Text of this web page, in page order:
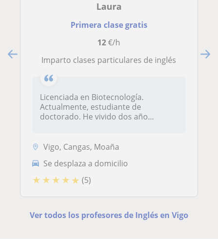
Laura
Primera clase gratis
12€/h
Imparto clases particulares de inglés
Licenciada en Biotecnología.
Actualmente, estudiante de
doctorado. He vivido dos año...
Vigo, Cangas, Moaña
Se desplaza a domicilio
★ ★ ★ ★ ★ (5)
Ver todos los profesores de Inglés en Vigo